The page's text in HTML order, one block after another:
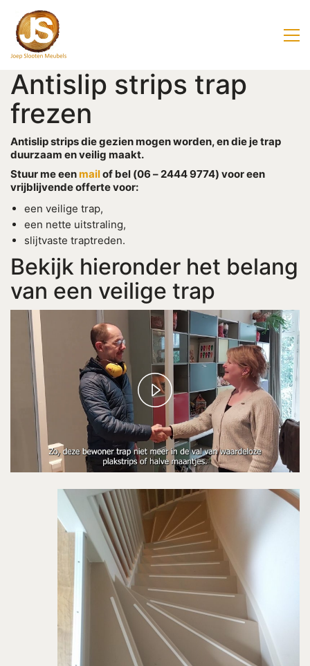
Antislip strips trap
frezen
Antislip strips die gezien mogen worden, en die je trap
duurzaam en veilig maakt.
Stuur me eenmailof bel (06 – 2444 9774) voor een
vrijblijvende offerte voor:
een veilige trap,
een nette uitstraling,
slijtvaste traptreden.
Bekijk hieronder het belang
van een veilige trap
Play
Video